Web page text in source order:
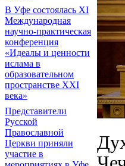
В Уфе состоялась XI
Международная
научно-практическая
конференция
«Идеалы и ценности
ислама в
образовательном
пространстве XXI
века»
Представители
Русской
Православной
Церкви приняли
участие в